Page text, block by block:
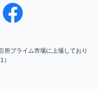
所プライム市場に上場しており